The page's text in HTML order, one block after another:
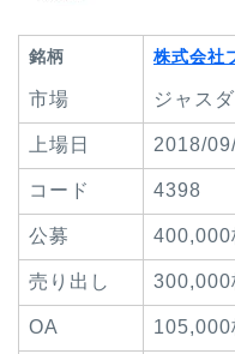
銘柄 株式会社
市場 ジャス
上場日 2018/
コード 4398
公募 400,000
売り出し 300,000
OA 105,000